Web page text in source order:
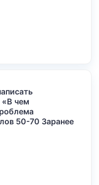
«В чем
50-70 Заранее